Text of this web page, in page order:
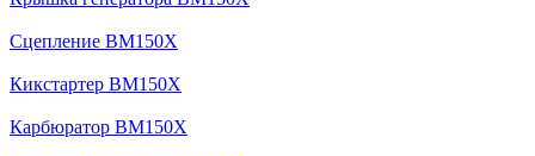
Сцепление BM150X
Кикстартер BM150X
Карбюратор BM150X